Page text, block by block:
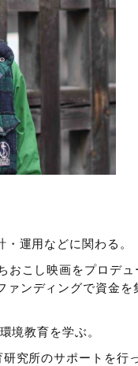
運用などに関わる。
おこし映画をプロデュ
ンディングで資金を
境教育を学ぶ。
究所のサポートを行